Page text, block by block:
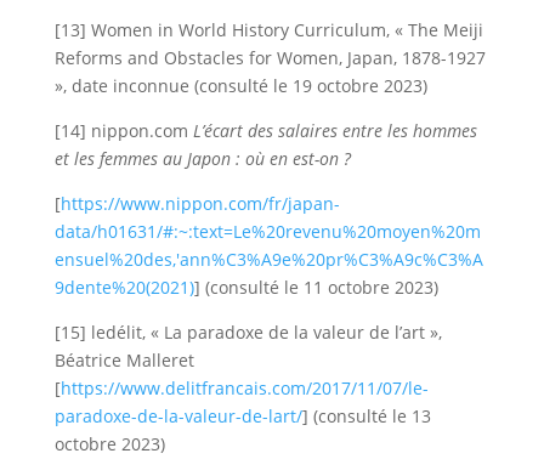
[13] Women in World History Curriculum, « The Meiji
Reforms and Obstacles for Women, Japan, 1878-1927
», date inconnue (consulté le 19 octobre 2023)
[14] nippon.com L’écart des salaires entre les hommes
et les femmes au Japon : où en est-on ?
[https://www.nippon.com/fr/japan-
data/h01631/#:~:text=Le%20revenu%20moyen%20m
ensuel%20des,'ann%C3%A9e%20pr%C3%A9c%C3%A
9dente%20(2021)] (consulté le 11 octobre 2023)
[15] ledélit, « La paradoxe de la valeur de l’art »,
Béatrice Malleret
[https://www.delitfrancais.com/2017/11/07/le-
paradoxe-de-la-valeur-de-lart/] (consulté le 13
octobre 2023)